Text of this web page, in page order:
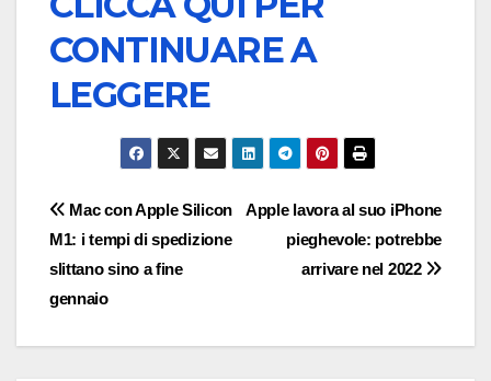
CONTINUARE A
LEGGERE
Navigazione
articoli
Apple lavora al suo iPhone
pieghevole: potrebbe
arrivare nel 2022
Mac con Apple Silicon
M1: i tempi di spedizione
slittano sino a fine
gennaio